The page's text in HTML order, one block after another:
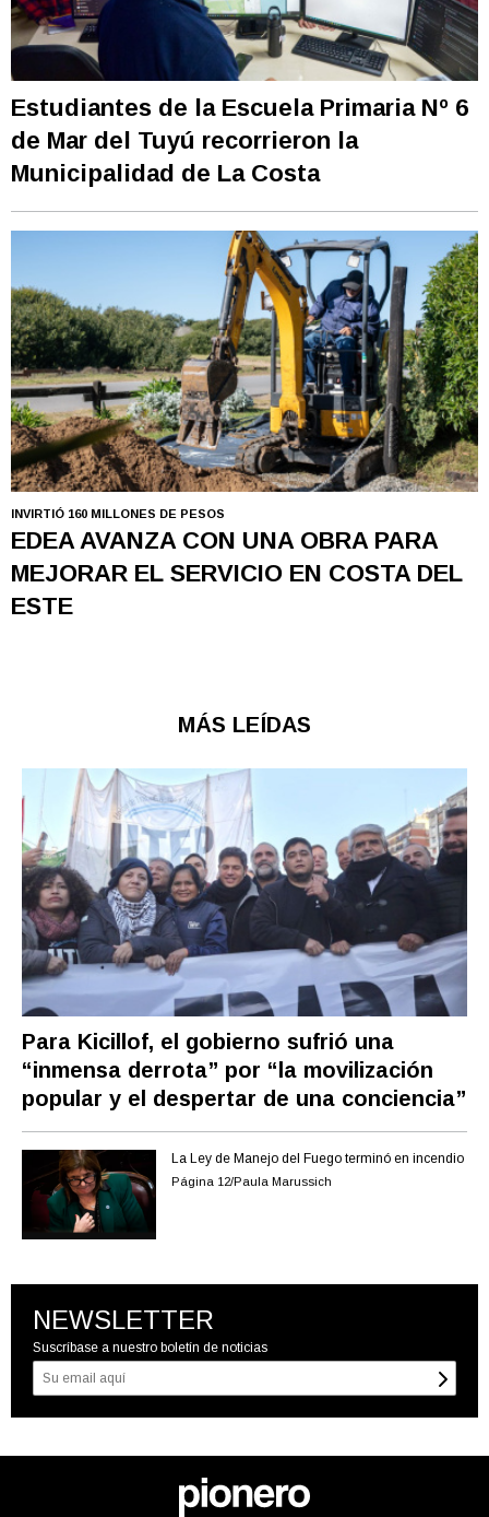
Estudiantes de la Escuela Primaria Nº 6
de Mar del Tuyú recorrieron la
Municipalidad de La Costa
INVIRTIÓ 160 MILLONES DE PESOS
EDEA AVANZA CON UNA OBRA PARA
MEJORAR EL SERVICIO EN COSTA DEL
ESTE
MÁS LEÍDAS
Para Kicillof, el gobierno sufrió una
“inmensa derrota” por “la movilización
popular y el despertar de una conciencia”
La Ley de Manejo del Fuego terminó en incendio
Página 12/Paula Marussich
NEWSLETTER
Suscríbase a nuestro boletín de noticias